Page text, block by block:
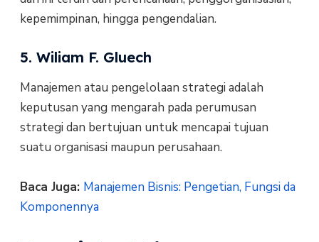
kepemimpinan, hingga pengendalian.
5. Wiliam F. Gluech
Manajemen atau pengelolaan strategi adalah
keputusan yang mengarah pada perumusan
strategi dan bertujuan untuk mencapai tujuan
suatu organisasi maupun perusahaan.
Baca Juga: Manajemen Bisnis: Pengetian, Fungsi da
Komponennya